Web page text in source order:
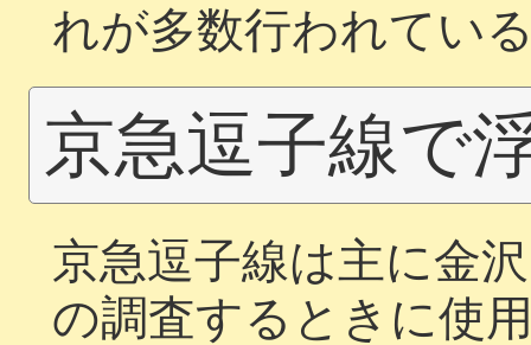
れが多数行われてい
京急逗子線で
京急逗子線は主に金
の調査するときに使